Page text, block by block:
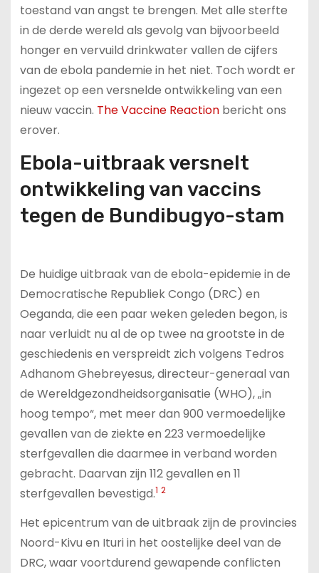
toestand van angst te brengen. Met alle sterfte
in de derde wereld als gevolg van bijvoorbeeld
honger en vervuild drinkwater vallen de cijfers
van de ebola pandemie in het niet. Toch wordt er
ingezet op een versnelde ontwikkeling van een
nieuw vaccin. The Vaccine Reactionbericht ons
erover.
Ebola-uitbraak versnelt
ontwikkeling van vaccins
tegen de Bundibugyo-stam
De huidige uitbraak van de ebola-epidemie in de
Democratische Republiek Congo (DRC) en
Oeganda, die een paar weken geleden begon, is
naar verluidt nu al de op twee na grootste in de
geschiedenis en verspreidt zich volgens Tedros
Adhanom Ghebreyesus, directeur-generaal van
de Wereldgezondheidsorganisatie (WHO), „in
hoog tempo“, met meer dan 900 vermoedelijke
gevallen van de ziekte en 223 vermoedelijke
sterfgevallen die daarmee in verband worden
gebracht. Daarvan zijn 112 gevallen en 11
sterfgevallen bevestigd.1 2
Het epicentrum van de uitbraak zijn de provincies
Noord-Kivu en Ituri in het oostelijke deel van de
DRC, waar voortdurend gewapende conflicten